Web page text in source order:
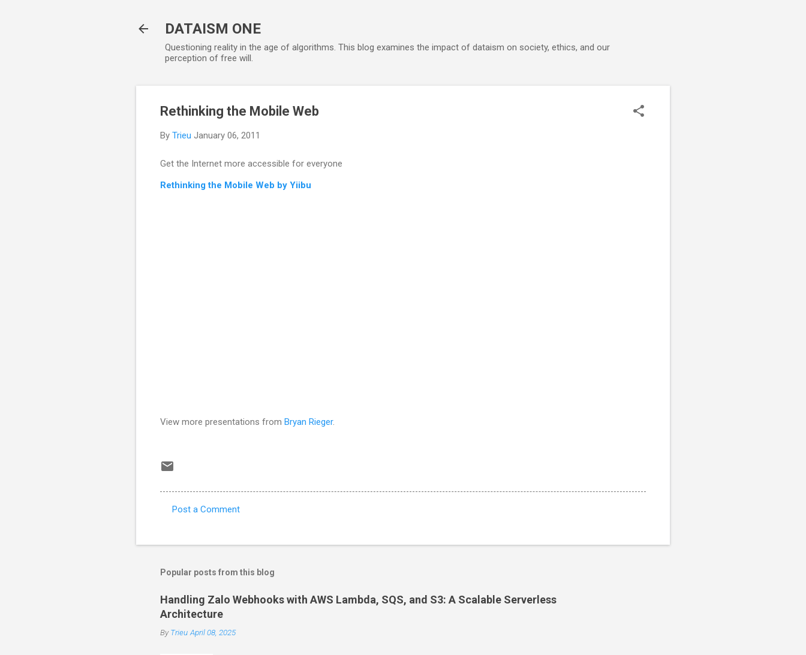
DATAISM ONE
Questioning reality in the age of algorithms. This blog examines the impact of dataism on society, ethics, and our
perception of free will.
Rethinking the Mobile Web
By Trieu January 06, 2011
Get the Internet more accessible for everyone
Rethinking the Mobile Web by Yiibu
View more presentations from Bryan Rieger.
m
n
Post a Comment
Popular posts from this blog
Handling Zalo Webhooks with AWS Lambda, SQS, and S3: A Scalable Serverless
Architecture
ByTrieu April 08, 2025